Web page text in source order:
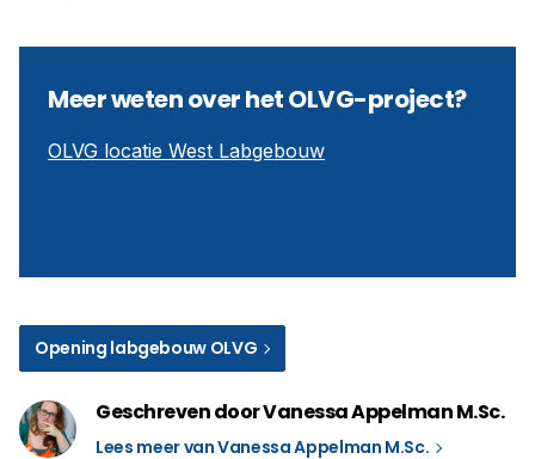
Meer weten over het OLVG-project?
OLVG locatie West Labgebouw
Opening labgebouw OLVG
Geschreven door Vanessa Appelman M.Sc.
Lees meer van Vanessa Appelman M.Sc.